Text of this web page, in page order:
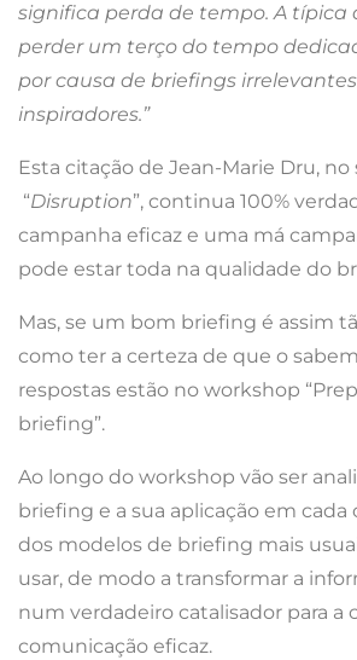
significa perda de tempo. A típica
perder um terço do tempo
por causa de briefings
inspiradores.”
Esta citação de Jean-Marie Dru,
“Disruption”, continua 100%
campanha eficaz e uma má
pode estar toda na qualidade do
Mas, se um bom briefing é assim
como ter a certeza de que o
respostas estão no workshop
briefing”.
Ao longo do workshop vão ser
briefing e a sua aplicação em cada
dos modelos de briefing mais
usar, de modo a transformar a
num verdadeiro catalisador para a
comunicação eficaz.